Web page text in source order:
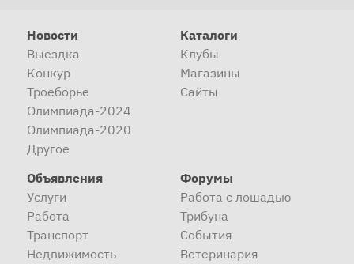
Новости
Выездка
Конкур
Троеборье
Олимпиада-2024
Олимпиада-2020
Другое
Каталоги
Клубы
Магазины
Сайты
Объявления
Услуги
Работа
Транспорт
Недвижимость
Форумы
Работа с лошадью
Трибуна
События
Ветеринария